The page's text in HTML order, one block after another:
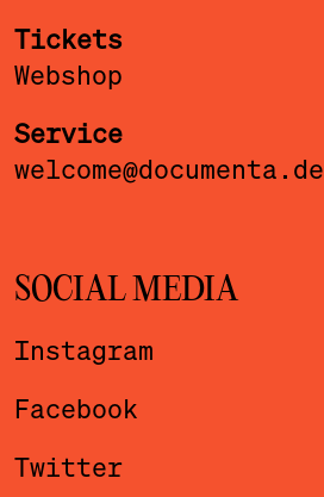
Tickets
Webshop
Service
welcome@documenta.de
SOCIAL MEDIA
Instagram
Facebook
Twitter